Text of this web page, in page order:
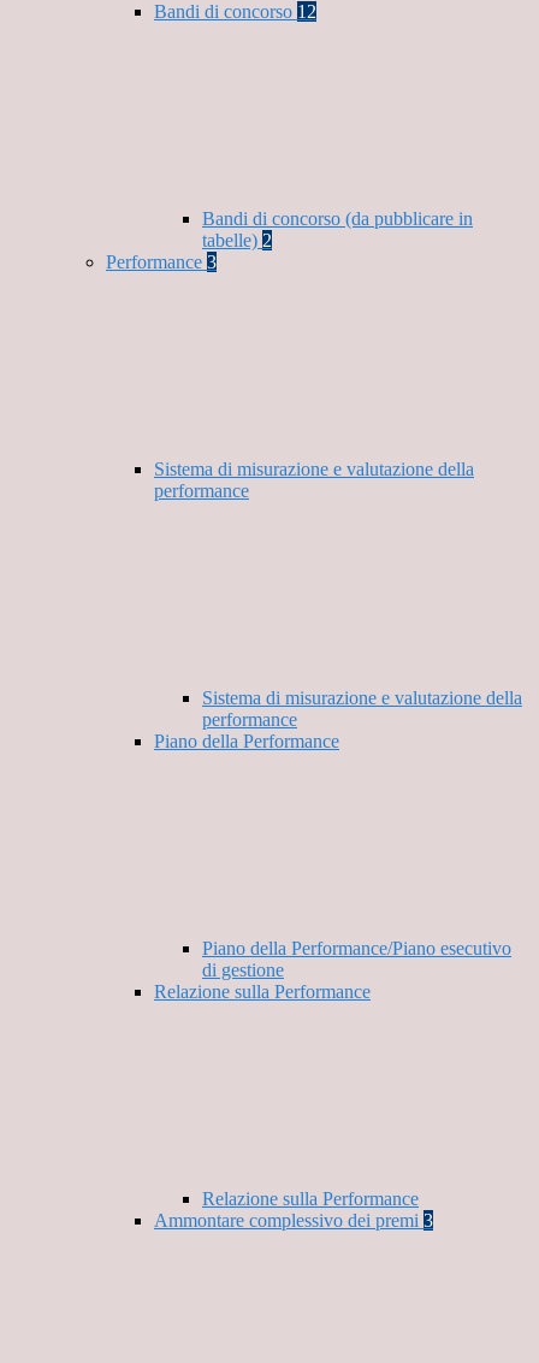
Bandi di concorso 12
Bandi di concorso (da pubblicare in
tabelle) 2
Performance 3
Sistema di misurazione e valutazione della
performance
Sistema di misurazione e valutazione della
performance
Piano della Performance
Piano della Performance/Piano esecutivo
di gestione
Relazione sulla Performance
Relazione sulla Performance
Ammontare complessivo dei premi 3